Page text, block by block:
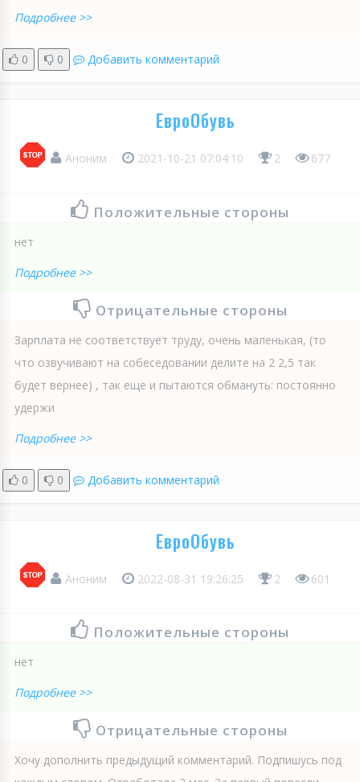
Подробнее >>
0 0 Добавить комментарий
ЕвроОбувь
Аноним 2021-10-21 07:04:10 2 677
Положительные стороны
нет
Подробнее >>
Отрицательные стороны
Зарплата не соответствует труду, очень маленькая, (то
что озвучивают на собеседовании делите на 2 2,5 так
будет вернее) , так еще и пытаются обмануть: постоянно
удержи
Подробнее >>
0 0 Добавить комментарий
ЕвроОбувь
Аноним 2022-08-31 19:26:25 2 601
Положительные стороны
нет
Подробнее >>
Отрицательные стороны
Хочу дополнить предыдущий комментарий. Подпишусь под